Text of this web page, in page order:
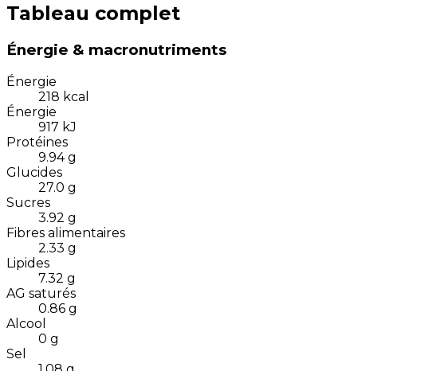
Tableau complet
Énergie & macronutriments
Énergie
218 kcal
Énergie
917 kJ
Protéines
9.94 g
Glucides
27.0 g
Sucres
3.92 g
Fibres alimentaires
2.33 g
Lipides
7.32 g
AG saturés
0.86 g
Alcool
0 g
Sel